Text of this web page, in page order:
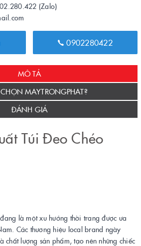
(Zalo)
0902280422
MÔ TẢ
MAYTRONGPHAT?
ĐÁNH GIÁ
Túi Đeo Chéo
đang là một xu hướng thời trang được ưa
Các thương hiệu local brand ngày
chất lượng sản phẩm, tạo nên những chiếc